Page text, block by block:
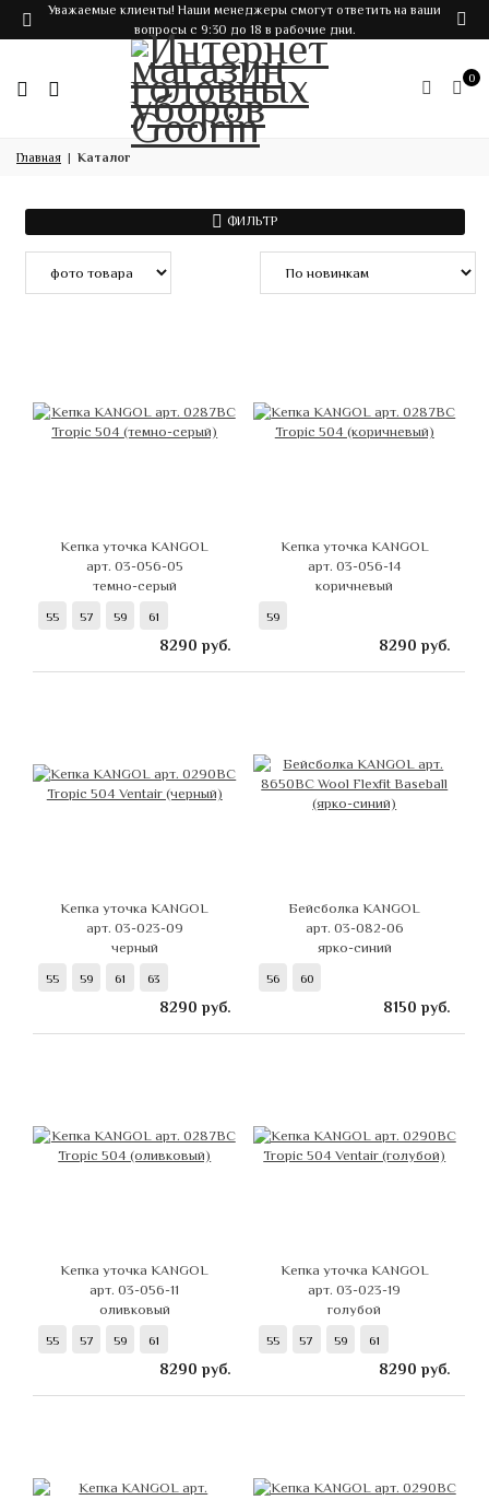
Уважаемые клиенты! Наши менеджеры смогут ответить на ваши
вопросы с 9:30 до 18 в рабочие дни.
0
Главная Каталог
ФИЛЬТР
Кепка уточка KANGOL
арт. 03-056-05
темно-серый
55 57 59 61
8290 руб.
Кепка уточка KANGOL
арт. 03-056-14
коричневый
59
8290 руб.
Кепка уточка KANGOL
арт. 03-023-09
черный
55 59 61 63
8290 руб.
Бейсболка KANGOL
арт. 03-082-06
ярко-синий
56 60
8150 руб.
Кепка уточка KANGOL
арт. 03-056-11
оливковый
55 57 59 61
8290 руб.
Кепка уточка KANGOL
арт. 03-023-19
голубой
55 57 59 61
8290 руб.